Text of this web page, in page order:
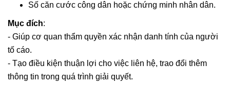
Số căn cước công dân hoặc chứng minh nhân dân.
Mục đích:
- Giúp cơ quan thẩm quyền xác nhận danh tính của người
tố cáo.
- Tạo điều kiện thuận lợi cho việc liên hệ, trao đổi thêm
thông tin trong quá trình giải quyết.